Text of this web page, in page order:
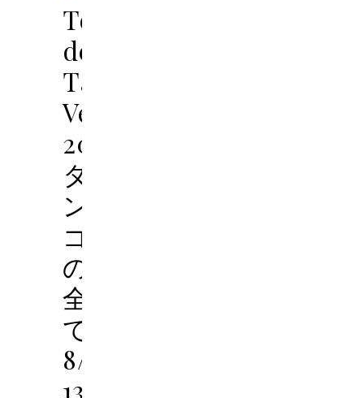
Todos
del
Tango
Verano
2018
タ
ン
ゴ
の
全
て
8/25
13:00